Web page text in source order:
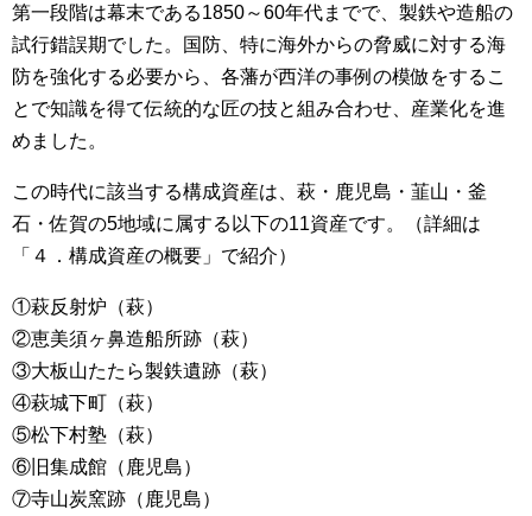
第一段階は幕末である1850～60年代までで、製鉄や造船の
試行錯誤期でした。国防、特に海外からの脅威に対する海
防を強化する必要から、各藩が西洋の事例の模倣をするこ
とで知識を得て伝統的な匠の技と組み合わせ、産業化を進
めました。
この時代に該当する構成資産は、萩・鹿児島・韮山・釜
石・佐賀の5地域に属する以下の11資産です。（詳細は
「４．構成資産の概要」で紹介）
①萩反射炉（萩）
②恵美須ヶ鼻造船所跡（萩）
③大板山たたら製鉄遺跡（萩）
④萩城下町（萩）
⑤松下村塾（萩）
⑥旧集成館（鹿児島）
⑦寺山炭窯跡（鹿児島）